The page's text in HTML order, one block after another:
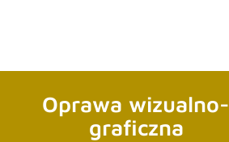
Oprawa wizualno-
graficzna